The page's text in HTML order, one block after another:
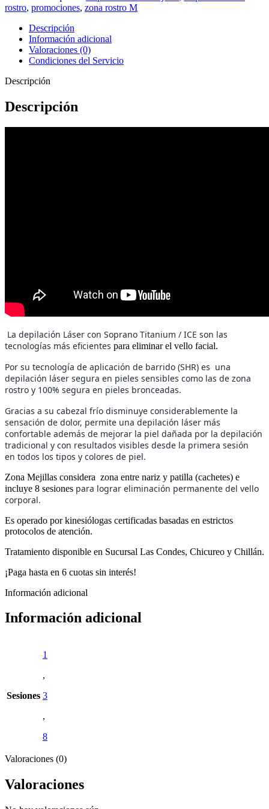
rostro, promociones, zona rostro M
Descripción
Información adicional
Valoraciones (0)
Condiciones del Servicio
Descripción
Descripción
La depilación Láser con Soprano Titanium / ICE son las
tecnologías más eficientes para eliminar el vello facial.
Por su tecnología de aplicación de barrido (SHR) es una
depilación láser segura en pieles sensibles como las de zona
rostro y 100% segura en pieles bronceadas.
Gracias a su cabezal frío disminuye considerablemente la
sensación de dolor, permite una depilación láser más
confortable además de mejorar la piel dañada por la depilación
tradicional y con resultados visibles desde la primera sesión
en todos los tipos y colores de piel.
Zona Mejillas considera zona entre nariz y patilla (cachetes) e
incluye 8 sesiones para lograr eliminación permanente del vello
corporal.
Es operado por kinesiólogas certificadas basadas en estrictos
protocolos de atención.
Tratamiento disponible en Sucursal Las Condes, Chicureo y Chillán.
¡Paga hasta en 6 cuotas sin interés!
Información adicional
Información adicional
Sesiones
1
,
3
,
8
Valoraciones (0)
Valoraciones